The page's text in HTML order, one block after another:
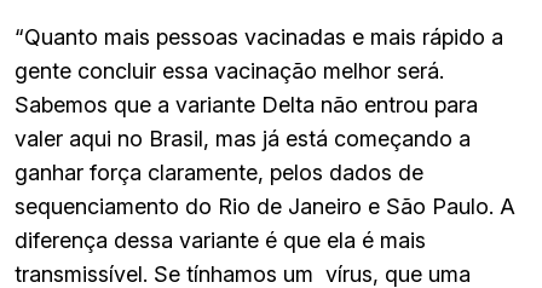
“Quanto mais pessoas vacinadas e mais rápido a
gente concluir essa vacinação melhor será.
Sabemos que a variante Delta não entrou para
valer aqui no Brasil, mas já está começando a
ganhar força claramente, pelos dados de
sequenciamento do Rio de Janeiro e São Paulo. A
diferença dessa variante é que ela é mais
transmissível. Se tínhamos um vírus, que uma